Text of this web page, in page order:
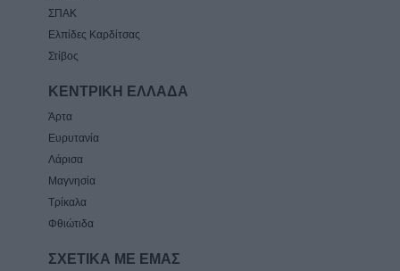
ΣΠΑΚ
Ελπίδες Καρδίτσας
Στίβος
ΚΕΝΤΡΙΚΗ ΕΛΛΑΔΑ
Άρτα
Ευρυτανία
Λάρισα
Μαγνησία
Τρίκαλα
Φθιώτιδα
ΣΧΕΤΙΚΑ ΜΕ ΕΜΑΣ